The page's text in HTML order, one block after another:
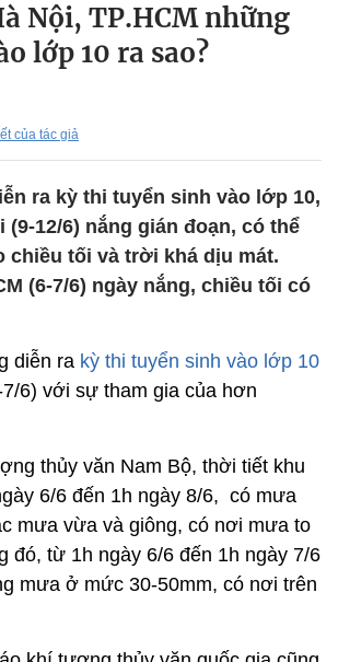
Nội, TP.HCM những
lớp 10 ra sao?
của tác giả
ra kỳ thi tuyển sinh vào lớp 10,
(9-12/6) nắng gián đoạn, có thể
chiều tối và trời khá dịu mát.
(6-7/6) ngày nắng, chiều tối có
diễn ra kỳ thi tuyển sinh vào lớp 10
6) với sự tham gia của hơn
thủy văn Nam Bộ, thời tiết khu
6/6 đến 1h ngày 8/6, có mưa
mưa vừa và giông, có nơi mưa to
đó, từ 1h ngày 6/6 đến 1h ngày 7/6
mưa ở mức 30-50mm, có nơi trên